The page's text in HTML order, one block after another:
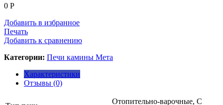
0 Р
Добавить в избранное
Печать
Добавить к сравнению
Категории: Печи камины Мета
Характеристики
Отзывы (0)
Отопительно-варочные, С